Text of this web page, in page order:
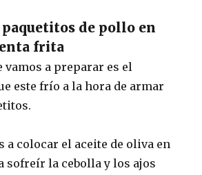
paquetitos de pollo en
frita
vamos a preparar es el
este frío a la hora de armar
a colocar el aceite de oliva en
sofreír la cebolla y los ajos